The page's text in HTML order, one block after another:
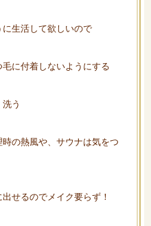
生活して欲しいので
に付着しないようにする
う
の熱風や、サウナは気をつ
せるのでメイク要らず！